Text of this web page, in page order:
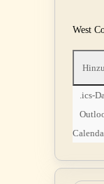
West
.ics-